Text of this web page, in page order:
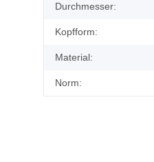
Durchmesser:
Kopfform:
Material:
Norm: